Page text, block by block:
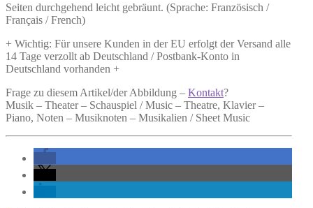
Seiten durchgehend leicht gebräunt. (Sprache: Französisch /
Français / French)
+ Wichtig: Für unsere Kunden in der EU erfolgt der Versand alle
14 Tage verzollt ab Deutschland / Postbank-Konto in
Deutschland vorhanden +
Frage zu diesem Artikel/der Abbildung – Kontakt?
Musik – Theater – Schauspiel / Music – Theatre, Klavier –
Piano, Noten – Musiknoten – Musikalien / Sheet Music